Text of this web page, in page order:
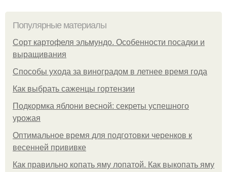
Популярные материалы
Сорт картофеля эльмундо. Особенности посадки и
выращивания
Способы ухода за виноградом в летнее время года
Как выбрать саженцы гортензии
Подкормка яблони весной: секреты успешного
урожая
Оптимальное время для подготовки черенков к
весенней прививке
Как правильно копать яму лопатой. Как выкопать яму